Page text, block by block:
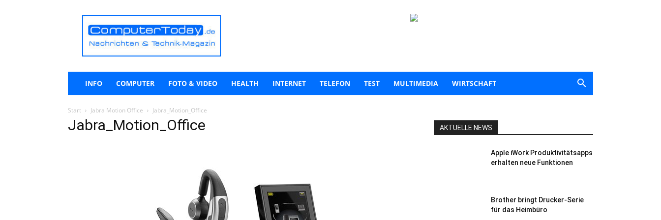
ComputerToday.de
INFO COMPUTER FOTO & VIDEO HEALTH INTERNET TELEFON TEST MULTIMEDIA WIRTSCHAFT
Start Jabra Motion Office Jabra_Motion_Office
Jabra_Motion_Office AKTUELLE NEWS
Apple iWork Produktivitätsapps
erhalten neue Funktionen
Brother bringt Drucker-Serie
für das Heimbüro